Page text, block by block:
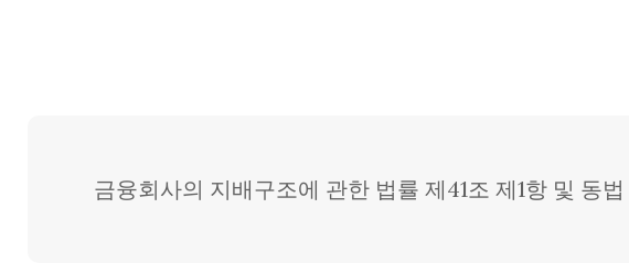
금융회사의 지배구조에 관한 법률 제41조 제1항 및 동